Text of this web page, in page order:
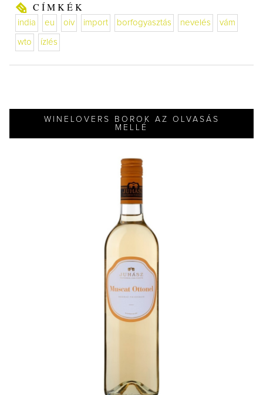
CÍMKÉK
india eu oiv import borfogyasztás nevelés vám
wto ízlés
WINELOVERS BOROK AZ OLVASÁS
MELLÉ